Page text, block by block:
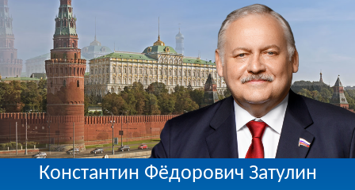
Константин Фёдорович Затулин